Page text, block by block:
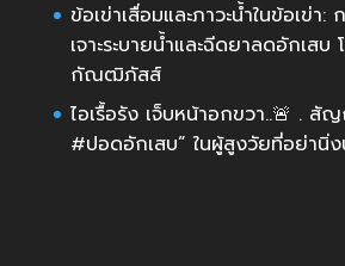
ข้อเข่าเสื่อมและภาวะน้ำในข้อเข่
เจาะระบายน้ำและฉีดยาลดอักเสบ
กัณฒิภัสส์
ไอเรื้อรัง เจ็บหน้าอกขวา..🚨 .
#ปอดอักเสบ” ในผู้สูงวัยที่อย่านิ่ง